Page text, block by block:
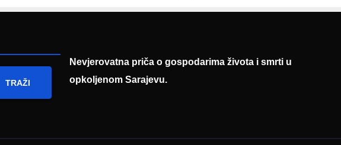
Federalnog sajma
TRAŽI
Nevjerovatna priča o gospodarima života i smrti u
opkoljenom Sarajevu.